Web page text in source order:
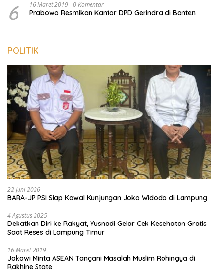
6 16 Maret 2019 0 Komentar
Prabowo Resmikan Kantor DPD Gerindra di Banten
POLITIK
22 Juni 2026
BARA-JP PSI Siap Kawal Kunjungan Joko Widodo di Lampung
4 Agustus 2025
Dekatkan Diri ke Rakyat, Yusnadi Gelar Cek Kesehatan Gratis
Saat Reses di Lampung Timur
16 Maret 2019
Jokowi Minta ASEAN Tangani Masalah Muslim Rohingya di
Rakhine State